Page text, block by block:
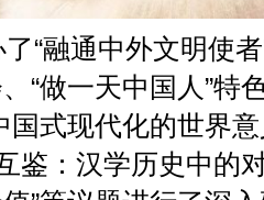
“融通中外文明使
“做一天中国人”特
国式现代化的世界
鉴：汉学历史中的